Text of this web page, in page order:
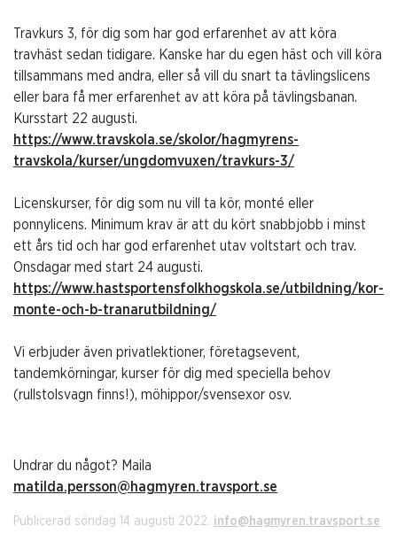
Travkurs 3, för dig som har god erfarenhet av att köra
travhäst sedan tidigare. Kanske har du egen häst och vill köra
tillsammans med andra, eller så vill du snart ta tävlingslicens
eller bara få mer erfarenhet av att köra på tävlingsbanan.
Kursstart 22 augusti.
https://www.travskola.se/skolor/hagmyrens-
travskola/kurser/ungdomvuxen/travkurs-3/
Licenskurser, för dig som nu vill ta kör, monté eller
ponnylicens. Minimum krav är att du kört snabbjobb i minst
ett års tid och har god erfarenhet utav voltstart och trav.
Onsdagar med start 24 augusti.
https://www.hastsportensfolkhogskola.se/utbildning/kor-
monte-och-b-tranarutbildning/
Vi erbjuder även privatlektioner, företagsevent,
tandemkörningar, kurser för dig med speciella behov
(rullstolsvagn finns!), möhippor/svensexor osv.
Undrar du något? Maila
matilda.persson@hagmyren.travsport.se
Publicerad söndag 14 augusti 2022. info@hagmyren.travsport.se